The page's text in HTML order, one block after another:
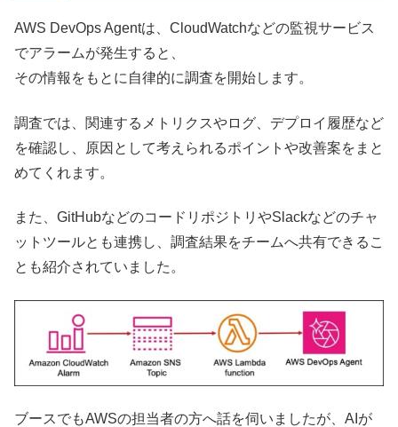
AWS DevOps Agentは、CloudWatchなどの監視サービス
でアラームが発生すると、
その情報をもとに自律的に調査を開始します。
調査では、関連するメトリクスやログ、デプロイ履歴など
を確認し、原因として考えられるポイントや改善案をまと
めてくれます。
また、GitHubなどのコードリポジトリやSlackなどのチャ
ットツールとも連携し、調査結果をチームへ共有できるこ
とも紹介されていました。
ブースでもAWSの担当者の方へ話を伺いましたが、AIが